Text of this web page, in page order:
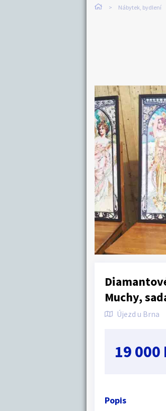
Nábytek, bydlení
Muchy,
Újezd u Brna
19 000
Popis